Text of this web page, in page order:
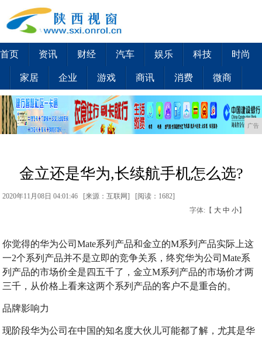
首页 资讯 财经 汽车 娱乐 科技 时尚
家居 企业 游戏 商讯 消费 微商
广告
金立还是华为,长续航手机怎么选?
2020年11月08日 04:01:46 [来源：互联网] [阅读：1682]
字体:【 大 中 小】
你觉得的华为公司Mate系列产品和金立的M系列产品实际上这
一2个系列产品并不是立即的竞争关系，终究华为公司Mate系
列产品的市场价全是四五千了，金立M系列产品的市场价才两
三千，从价格上看来这两个系列产品的客户不是重合的。
品牌影响力
现阶段华为公司在中国的知名度大伙儿可能都了解，尤其是华